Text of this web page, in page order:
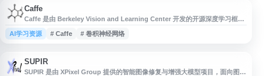
Caffe
Caffe 是由 Berkeley Vision and Learning Center 开发的开源深度学习框
架，面向图像分类、卷积神经网络和计算机视觉研究与应用。网站提供 Caffe
框架介绍、安装指南、模型库、文档教程、论文引用和社区资源，支持研究人
AI学习资源 # Caffe # 卷积神经网络
SUPIR
SUPIR 是由 XPixel Group 提供的智能图像修复与增强大模型项目，面向图像